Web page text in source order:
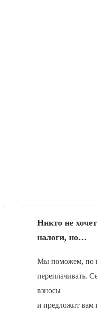
Никто не
налоги, но…
Мы поможем, по
переплачивать.
взносы
и предложит вам